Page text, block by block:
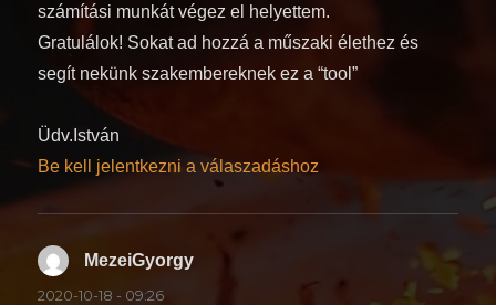
számítási munkát végez el helyettem.
Gratulálok! Sokat ad hozzá a műszaki élethez és
segít nekünk szakembereknek ez a “tool”
Üdv.István
Be kell jelentkezni a válaszadáshoz
MezeiGyorgy
2020-10-18 - 09:26